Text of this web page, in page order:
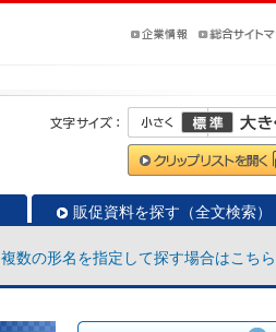
販促資料を探す（全文検索）
複数の形名を指定して探す場合はこちら